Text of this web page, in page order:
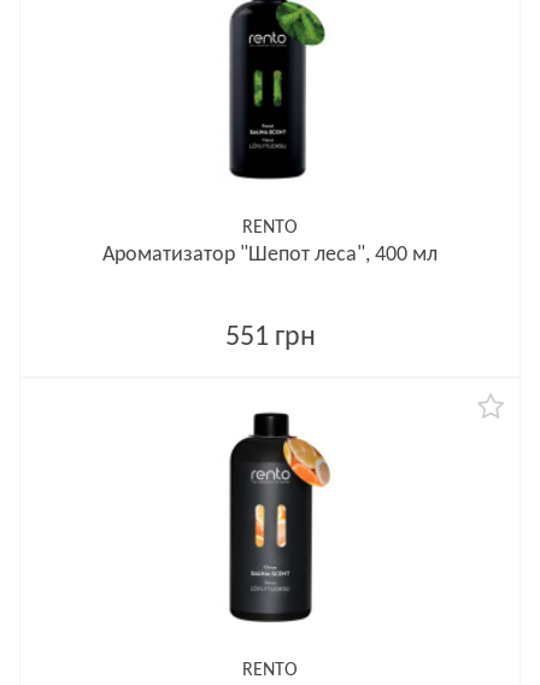
RENTO
Ароматизатор "Шепот леса", 400 мл
551 грн
RENTO